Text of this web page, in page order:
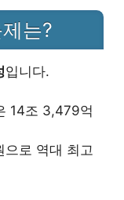
는?
입니다.
14조 3,479억
로 역대 최고